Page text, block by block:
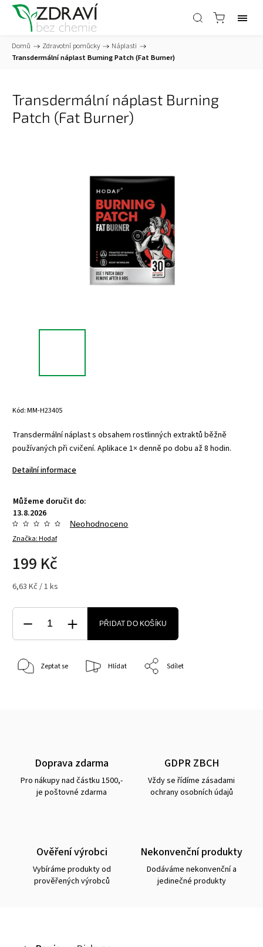
Domů / Zdravotní pomůcky / Náplasti /
Transdermální náplast Burning Patch (Fat Burner)
Transdermální náplast Burning
Patch (Fat Burner)
Kód:MM-H23405
Transdermální náplast s obsahem rostlinných extraktů běžně
používaných při cvičení. Aplikace 1× denně po dobu až 8 hodin.
Detailní informace
Můžeme doručit do:
13.8.2026
Značka:Hodaf
Neohodnoceno
199 Kč
6,63 Kč / 1 ks
PŘIDAT DO KOŠÍKU
Zeptat se Hlídat Sdílet
Doprava zdarma
Pro nákupy nad částku 1500,-
je poštovné zdarma
GDPR ZBCH
Vždy se řídíme zásadami
ochrany osobních údajů
Ověření výrobci
Vybíráme produkty od
prověřených výrobců
Nekonvenční produkty
Dodáváme nekonvenční a
jedinečné produkty